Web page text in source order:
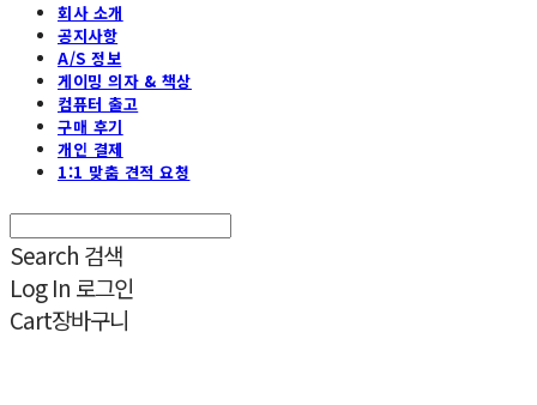
회사 소개
공지사항
A/S 정보
게이밍 의자 & 책상
컴퓨터 출고
구매 후기
개인 결제
1:1 맞춤 견적 요청
Search 검색
Log In 로그인
Cart장바구니